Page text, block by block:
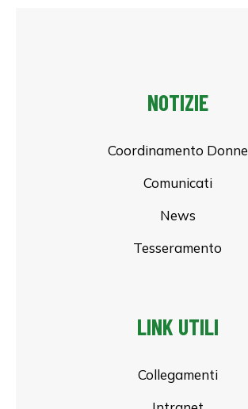
NOTIZIE
Coordinamento Donne
Comunicati
News
Tesseramento
LINK UTILI
Collegamenti